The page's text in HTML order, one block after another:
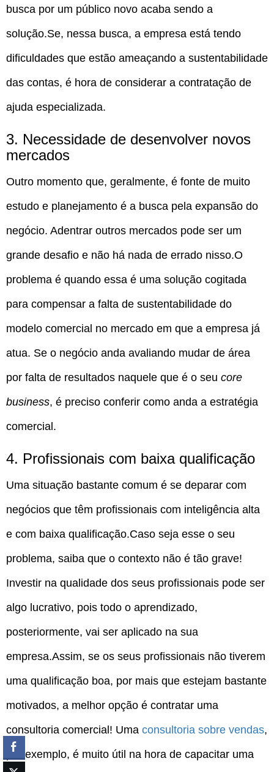
busca por um público novo acaba sendo a
solução.Se, nessa busca, a empresa está tendo
dificuldades que estão ameaçando a sustentabilidade
das contas, é hora de considerar a contratação de
ajuda especializada.
3. Necessidade de desenvolver novos
mercados
Outro momento que, geralmente, é fonte de muito
estudo e planejamento é a busca pela expansão do
negócio. Adentrar outros mercados pode ser um
grande desafio e não há nada de errado nisso.O
problema é quando essa é uma solução cogitada
para compensar a falta de sustentabilidade do
modelo comercial no mercado em que a empresa já
atua. Se o negócio anda avaliando mudar de área
por falta de resultados naquele que é o seu core
business, é preciso conferir como anda a estratégia
comercial.
4. Profissionais com baixa qualificação
Uma situação bastante comum é se deparar com
negócios que têm profissionais com inteligência alta
e com baixa qualificação.Caso seja esse o seu
problema, saiba que o contexto não é tão grave!
Investir na qualidade dos seus profissionais pode ser
algo lucrativo, pois todo o aprendizado,
posteriormente, vai ser aplicado na sua
empresa.Assim, se os seus profissionais não tiverem
uma qualificação boa, por mais que estejam bastante
motivados, a melhor opção é contratar uma
consultoria comercial! Uma consultoria sobre vendas,
por exemplo, é muito útil na hora de capacitar uma